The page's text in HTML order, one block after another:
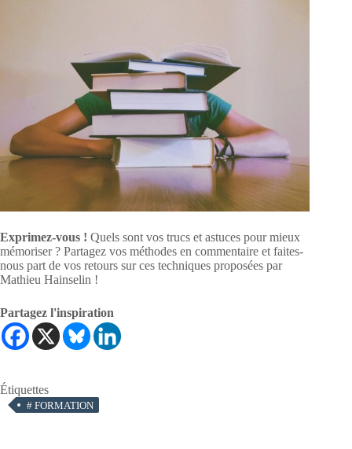
Exprimez-vous ! Quels sont vos trucs et astuces pour mieux
mémoriser ? Partagez vos méthodes en commentaire et faites-
nous part de vos retours sur ces techniques proposées par
Mathieu Hainselin !
Partagez l'inspiration
Étiquettes
# FORMATION